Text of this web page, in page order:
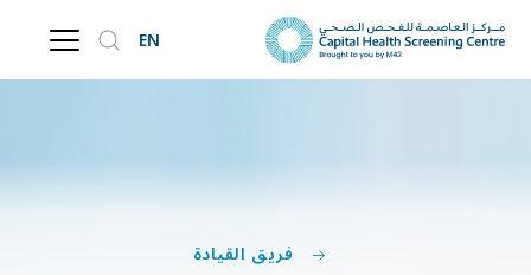
EN
فريق القيادة